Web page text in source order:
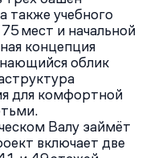
также учебного
мест и начальной
концепция
облик
для комфортной
Валу займёт
включает две